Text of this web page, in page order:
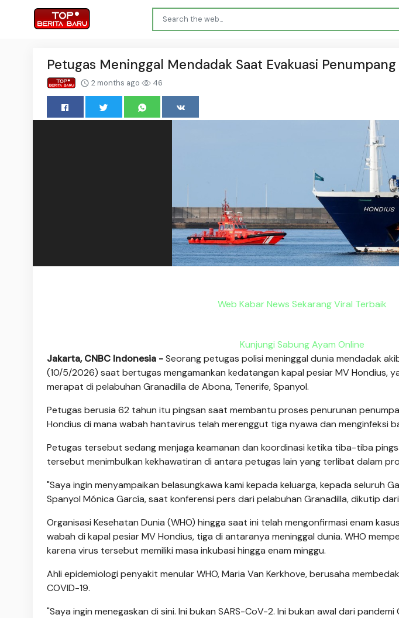
Petugas Meninggal Mendadak Saat Evakuasi
2 months ago 46
Web Kabar News Sekarang Viral Terbaik
Kunjungi Sabung Ayam Online
Jakarta, CNBC Indonesia -Seorang petugas polisi meninggal dunia mendadak
(10/5/2026) saat bertugas mengamankan kedatangan kapal pesiar MV Hondius,
merapat di pelabuhan Granadilla de Abona, Tenerife, Spanyol.
Petugas berusia 62 tahun itu pingsan saat membantu proses penurunan
Hondius di mana wabah hantavirus telah merenggut tiga nyawa dan menginfeksi
Petugas tersebut sedang menjaga keamanan dan koordinasi ketika tiba-tiba
tersebut menimbulkan kekhawatiran di antara petugas lain yang terlibat dalam
"Saya ingin menyampaikan belasungkawa kami kepada keluarga, kepada seluruh
Spanyol Mónica García, saat konferensi pers dari pelabuhan Granadilla, dikutip
Organisasi Kesehatan Dunia (WHO) hingga saat ini telah mengonfirmasi enam
wabah di kapal pesiar MV Hondius, tiga di antaranya meninggal dunia. WHO
karena virus tersebut memiliki masa inkubasi hingga enam minggu.
Ahli epidemiologi penyakit menular WHO, Maria Van Kerkhove, berusaha
COVID-19.
"Saya ingin menegaskan di sini. Ini bukan SARS-CoV-2. Ini bukan awal dari